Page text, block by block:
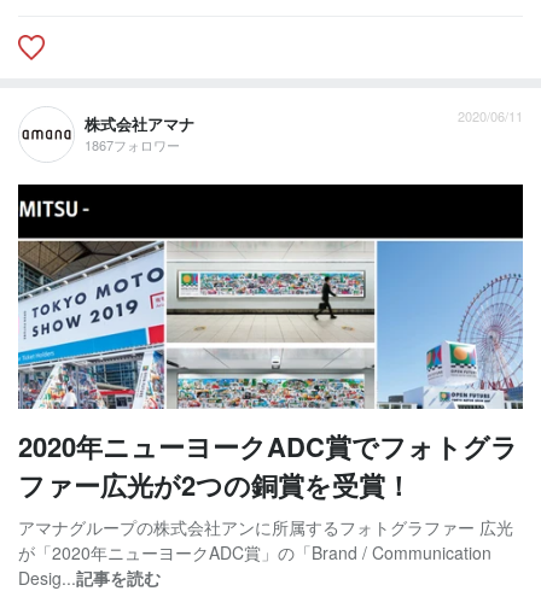
株式会社アマナ
1867フォロワー
2020/06/11
2020年ニューヨークADC賞でフォトグラ
ファー広光が2つの銅賞を受賞！
アマナグループの株式会社アンに所属するフォトグラファー 広光
が「2020年ニューヨークADC賞」の「Brand / Communication
Desig...記事を読む